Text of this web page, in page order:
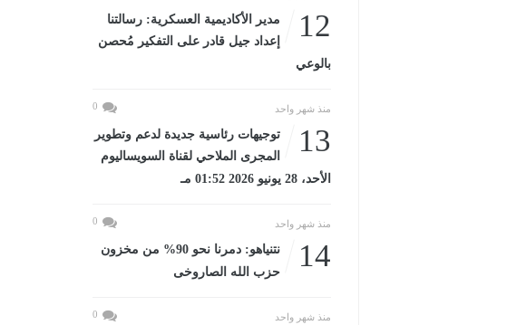
12
مدير الأكاديمية العسكرية: رسالتنا
إعداد جيل قادر على التفكير مُحصن
بالوعي
منذ شهر واحد 0
13
توجيهات رئاسية جديدة لدعم وتطوير
المجرى الملاحي لقناة السويساليوم
الأحد، 28 يونيو 2026 01:52 مـ
منذ شهر واحد 0
14
نتنياهو: دمرنا نحو 90% من مخزون
حزب الله الصاروخى
منذ شهر واحد 0